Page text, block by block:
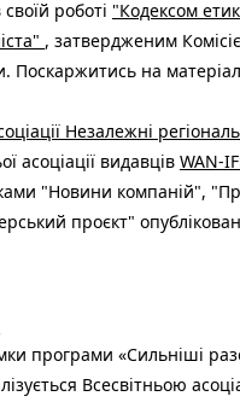
роботі "Кодексом
, затвердженим
Поскаржитись на матеріал
Незалежні
асоціації видавців WAN-
"Новини компаній",
проєкт"
програми «Сильніші
Всесвітньою